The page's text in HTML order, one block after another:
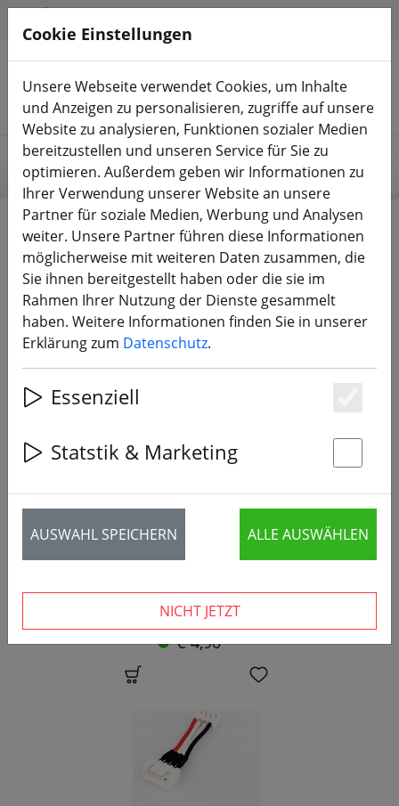
Produkte suchen
SLS Lipo Akku
Start Marken SLS Lipo Akku
Alle Produkte von SLS Lipo Akku
SLS Adapter XT60 Stecker auf XT90 Buchse
€ 4,90 *
Cookie Einstellungen
Unsere Webseite verwendet Cookies, um Inhalte
und Anzeigen zu personalisieren, zugriffe auf unsere
Website zu analysieren, Funktionen sozialer Medien
bereitzustellen und unseren Service für Sie zu
optimieren. Außerdem geben wir Informationen zu
Ihrer Verwendung unserer Website an unsere
Partner für soziale Medien, Werbung und Analysen
weiter. Unsere Partner führen diese Informationen
möglicherweise mit weiteren Daten zusammen, die
Sie ihnen bereitgestellt haben oder die sie im
Rahmen Ihrer Nutzung der Dienste gesammelt
haben. Weitere Informationen finden Sie in unserer
Erklärung zum Datenschutz.
Essenziell
Statstik & Marketing
AUSWAHL SPEICHERN ALLE AUSWÄHLEN
NICHT JETZT